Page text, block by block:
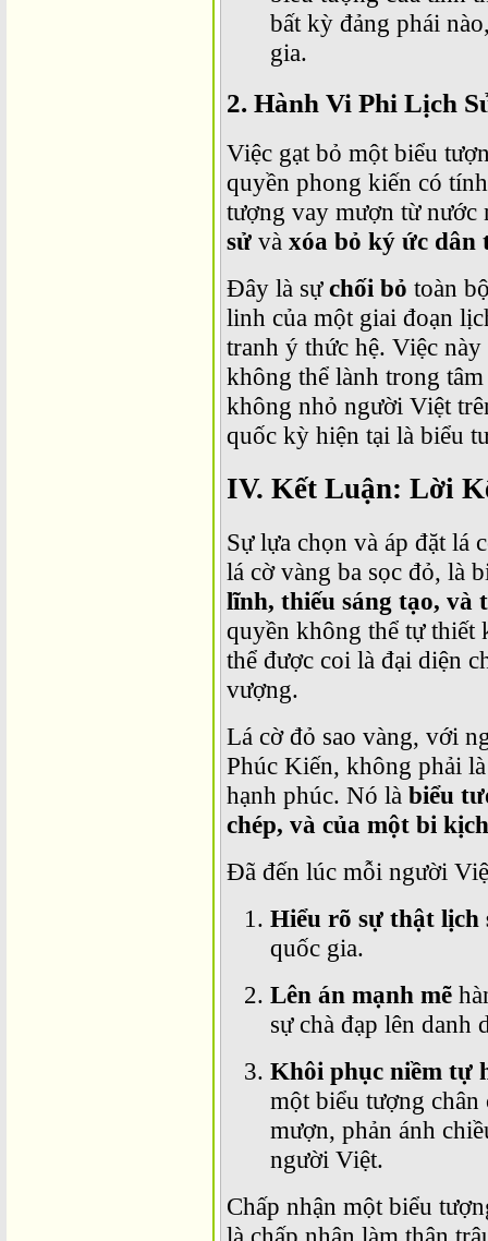
bất kỳ đảng phái
gia.
2. Hành Vi Phi Lịch
Việc gạt bỏ một biểu
quyền phong kiến có
tượng vay mượn từ
sử và xóa bỏ ký ức dân
Đây là sựchối bỏ toàn
linh của một giai đoạn
tranh ý thức hệ. Việc
không thể lành trong
không nhỏ người Việt
quốc kỳ hiện tại là biểu
IV. Kết Luận: Lời
Sự lựa chọn và áp đặt lá
lá cờ vàng ba sọc đỏ, là
lĩnh, thiếu sáng tạo, và
quyền không thể tự thiết
thể được coi là đại diện
vượng.
Lá cờ đỏ sao vàng, với
Phúc Kiến, không phải
hạnh phúc. Nó là biểu
chép, và của một bi
Đã đến lúc mỗi người
Hiểu rõ sự thật lịch
quốc gia.
Lên án mạnh mẽ
sự chà đạp lên danh
Khôi phục niềm tự
một biểu tượng
mượn, phản ánh
người Việt.
Chấp nhận một biểu